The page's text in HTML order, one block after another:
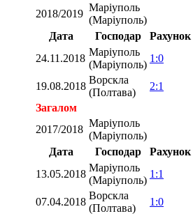
2018/2019
Маріуполь
(Маріуполь)
Дата
Господар Рахунок
24.11.2018
Маріуполь
(Маріуполь)
1:0
19.08.2018
Ворскла
(Полтава)
2:1
Загалом
2017/2018
Маріуполь
(Маріуполь)
Дата
Господар Рахунок
13.05.2018
Маріуполь
(Маріуполь)
1:1
07.04.2018
Ворскла
(Полтава)
1:0